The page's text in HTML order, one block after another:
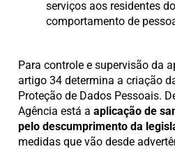
serviços aos residentes
comportamento de
Para controle e supervisão da
artigo 34 determina a criação
Proteção de Dados Pessoais.
Agência está a aplicação de
pelo descumprimento da
medidas que vão desde